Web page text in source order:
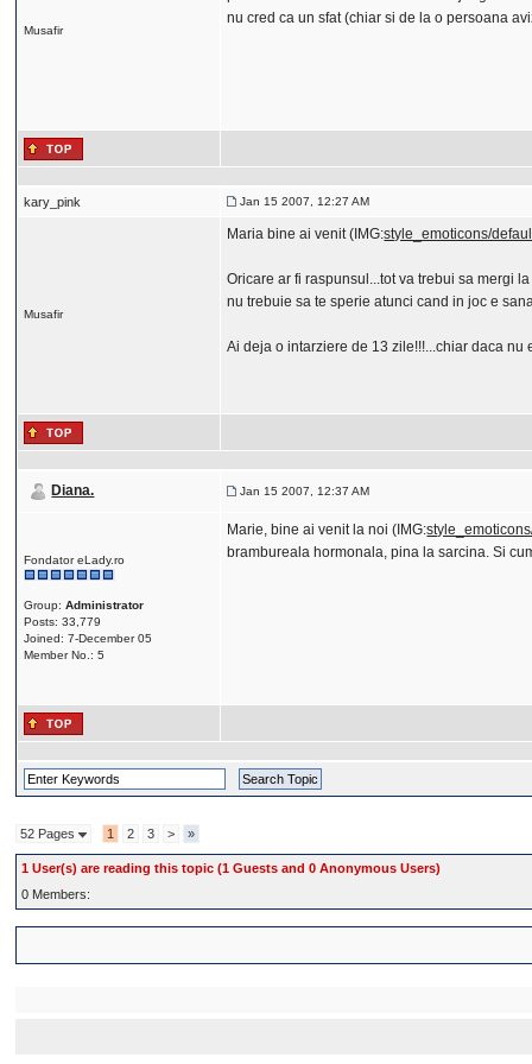
Musafir
nu cred ca un sfat (chiar si de la o persoana
kary_pink Jan 15 2007, 12:27 AM
Musafir
Maria bine ai venit (IMG:style_emoticons/
Oricare ar fi raspunsul...tot va trebui sa mergi
nu trebuie sa te sperie atunci cand in joc e
Ai deja o intarziere de 13 zile!!!...chiar daca nu
Diana. Jan 15 2007, 12:37 AM
Fondator eLady.ro
Group:Administrator
Posts: 33,779
Joined: 7-December 05
Member No.: 5
Marie, bine ai venit la noi (IMG:
brambureala hormonala, pina la sarcina. Si
52 Pages 1 2 3 > »
1 User(s) are reading this topic (1 Guests and 0 Anonymous Users)
0 Members: